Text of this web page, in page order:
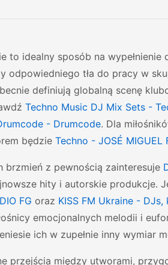
to idealny sposób na wypełnienie
tła do pracy w
definiują globalną scenę
Techno Music DJ Mix Sets -
- Drumcode. Dla
będzie Techno - JOSÉ MIGUEL
brzmień z pewnością zainteresuje
hity i autorskie produkcje.
FG oraz KISS FM Ukraine - DJs,
emocjonalnych melodii i
ich w zupełnie inny wymiar
przejścia między utworami,